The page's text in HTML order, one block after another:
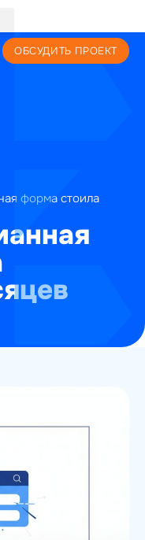
ОБСУДИТЬ ПРОЕКТ
форма стоила